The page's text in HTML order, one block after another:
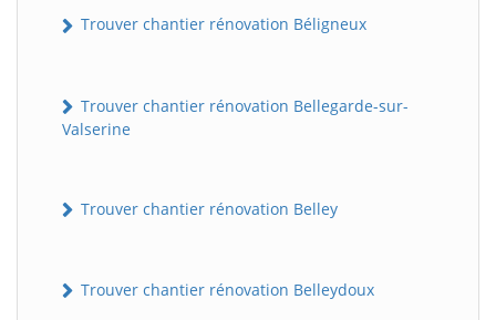
Trouver chantier rénovation Béligneux
Trouver chantier rénovation Bellegarde-sur-
Valserine
Trouver chantier rénovation Belley
Trouver chantier rénovation Belleydoux